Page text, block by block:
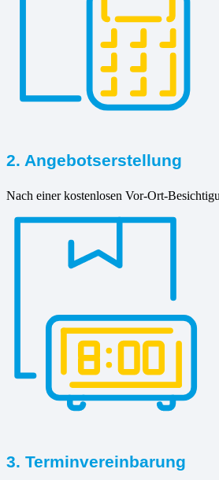
2. Angebotserstellung
Nach einer kostenlosen Vor-Ort-
3. Terminvereinbarung